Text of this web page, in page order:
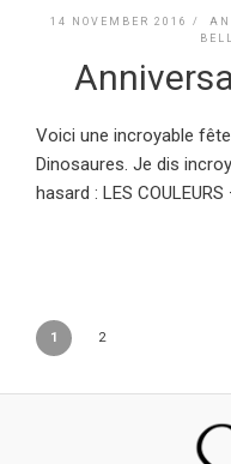
14 NOVEMBER 2016 /
Voici une incroyable
Dinosaures. Je dis
hasard : LES
1 2